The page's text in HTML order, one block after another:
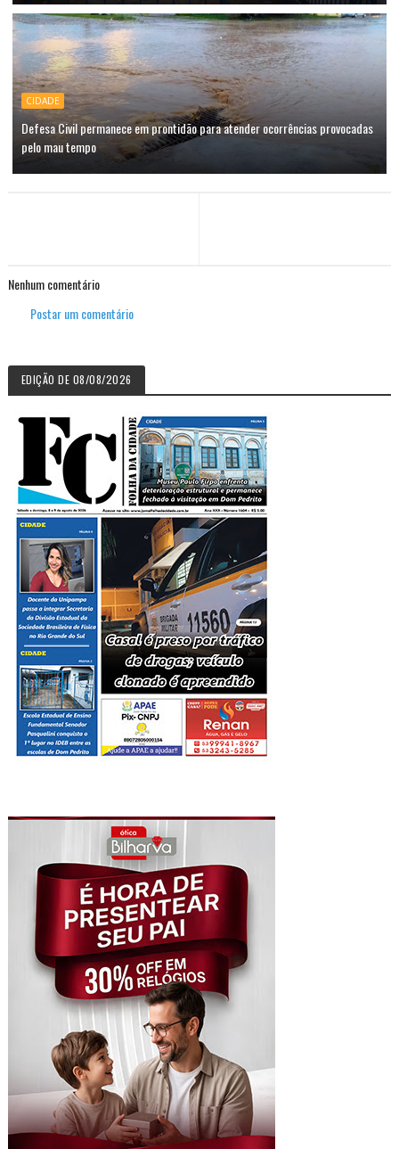
CIDADE
Defesa Civil permanece em prontidão para atender ocorrências provocadas
pelo mau tempo
Nenhum comentário
Postar um comentário
EDIÇÃO DE 08/08/2026